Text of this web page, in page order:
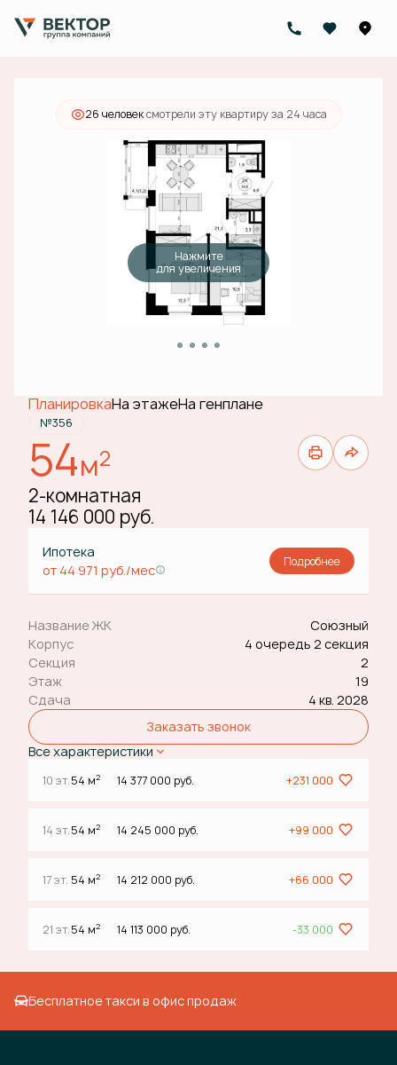
2-комнатная 14 146 000 руб.
Ипотекаот 44 971 руб./мес.
26 человексмотрели эту квартиру за 24 часа
Нажмите
для увеличения
ПланировкаНа этажеНа генплане
№356
54м2
2-комнатная
14 146 000 руб.
Ипотека
от 44 971 руб./мес
Подробнее
Название ЖК
Союзный
Корпус
4 очередь 2 секция
Секция
2
Этаж
19
Сдача
4 кв. 2028
Заказать звонок
Все характеристики
10 эт.54 м2 14 377 000 руб. +231 000
14 эт.54 м2 14 245 000 руб. +99 000
17 эт. 54 м2 14 212 000 руб. +66 000
21 эт.54 м2 14 113 000 руб. -33 000
Бесплатное такси в офис продаж